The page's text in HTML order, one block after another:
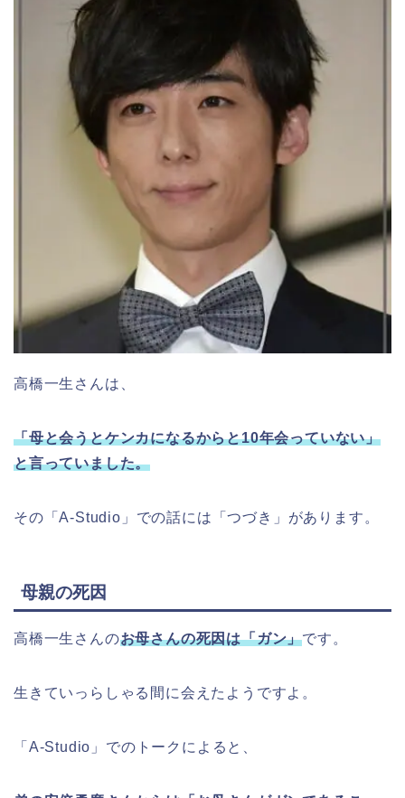
高橋一生さんは、
「母と会うとケンカになるからと10年会っていない」
と言っていました。
その「A-Studio」での話には「つづき」があります。
母親の死因
高橋一生さんのお母さんの死因は「ガン」です。
生きていっらしゃる間に会えたようですよ。
「A-Studio」でのトークによると、